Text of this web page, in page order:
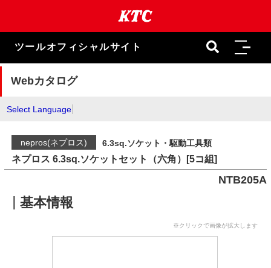
ま
キ
ツールオフィシャルサイト
Webカタログ
Select Language
nepros(ネプロス) 6.3sq.ソケット・駆動工具類
ネプロス 6.3sq.ソケットセット（六角）[5コ組]
NTB205A
基本情報
※クリックで画像が拡大します